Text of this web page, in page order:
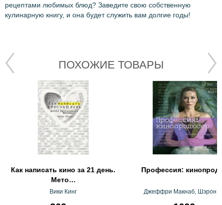
рецептами любимых блюд? Заведите свою собственную
кулинарную книгу, и она будет служить вам долгие годы!
ПОХОЖИЕ ТОВАРЫ
Как написать кино за 21 день.
Мето…
Вики Кинг
Профессия:
Джеффри Макнаб, Шэрон